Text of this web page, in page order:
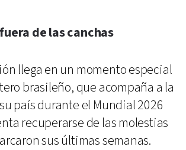
de las canchas
llega en un momento especial
brasileño, que acompaña a la
país durante el Mundial 2026
recuperarse de las molestias
sus últimas semanas.